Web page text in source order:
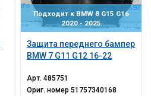
Подходит к BMW 8 G15 G16
2020 - 2025
Защита переднего бампер
BMW 7 G11 G12 16-22
Арт.485751
Ориг. номер51757340168